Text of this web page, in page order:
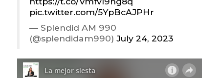
pic.twitter.com/5YpBcAJPHr
— Splendid AM 990
(@splendidam990) July 24, 2023